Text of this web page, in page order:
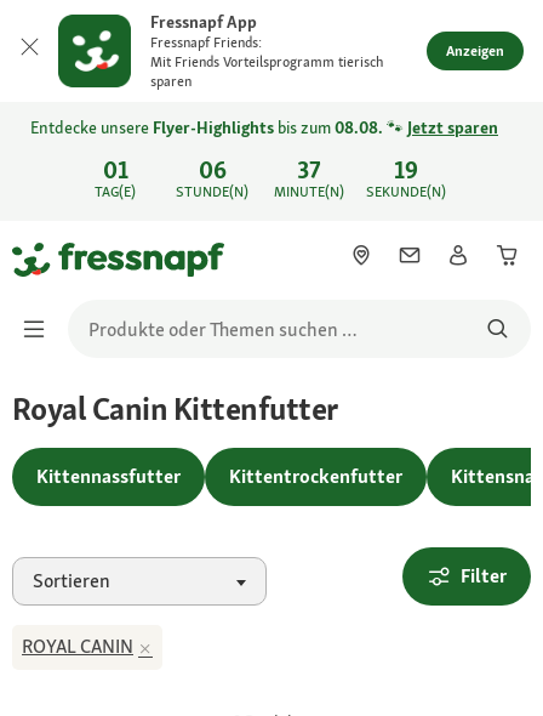
Fressnapf App
Fressnapf Friends:
Mit Friends Vorteilsprogramm tierisch
sparen
Anzeigen
01
TAG(E)
06
STUNDE(N)
37
MINUTE(N)
19
SEKUNDE(N)
Entdecke unsere Flyer-Highlights bis zum08.08. 🐾 Jetzt sparen
Royal Canin Kittenfutter
Kittennassfutter Kittentrockenfutter
Sortieren Filter
ROYAL CANIN